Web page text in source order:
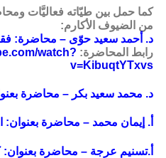
كما حمل بين طيّاته فعاليَّات
من الضيوف الأكارم:
د. أحمد سعيد حوّى – محاضرة:
رابط المحاضرة: watch?
v=KibuqtYTxvs
د. محمد سعيد بكر – محاضرة
أ. إيمان محمد – محاضرة بعنوان:
أ.تسنيم عرجة – محاضرة بعنوان: